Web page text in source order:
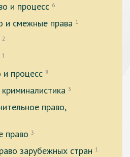
и процесс 6
и смежные права 1
2
1
и процесс 8
3
право,
право 3
зарубежных стран 1